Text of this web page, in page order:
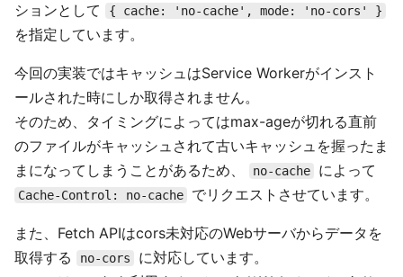
ションとして
{ cache: 'no-cache', mode: 'no-cors' }
を指定しています。
今回の実装ではキャッシュはService Workerがインスト
ールされた時にしか取得されません。
そのため、タイミングによってはmax-ageが切れる直前
のファイルがキャッシュされて古いキャッシュを握ったま
まになってしまうことがあるため、
no-cache によって
Cache-Control: no-cache でリクエストさせています。
また、Fetch APIはcors未対応のWebサーバからデータを
取得する
no-cors
に対応しています。